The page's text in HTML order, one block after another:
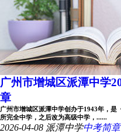
广州市增城区派潭中学
章
广州市增城区派潭中学创办于1943年，是
所完全中学，之后改为高级中学，......
2026-04-08 派潭中学中考简章